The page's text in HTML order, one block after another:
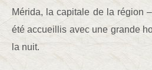
Mérida, la capitale de la région
été accueillis avec une grande
la nuit.